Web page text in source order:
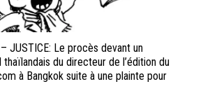
JUSTICE: Le procès devant un
thaïlandais du directeur de l’édition du
à Bangkok suite à une plainte pour